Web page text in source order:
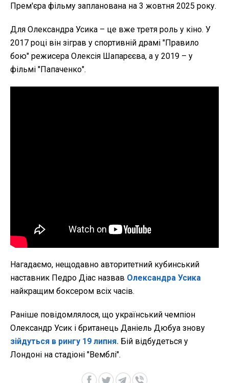
Прем'єра фільму запланована на 3 жовтня 2025 року.
Для Олександра Усика – це вже третя роль у кіно. У
2017 році він зіграв у спортивній драмі "Правило
бою" режисера Олексія Шапарєєва, а у 2019 – у
фільмі "Папаченко".
Нагадаємо, нещодавно авторитетний кубинський
наставник Педро Діас назвав Олександра Усика
найкращим боксером всіх часів.
Раніше повідомлялося, що український чемпіон
Олександр Усик і британець Даніель Дюбуа знову
зійдуться в рингу 19 липня. Бій відбудеться у
Лондоні на стадіоні "Вемблі".